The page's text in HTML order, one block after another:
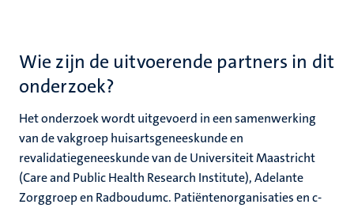
Wie zijn de uitvoerende partners in dit
onderzoek?
Het onderzoek wordt uitgevoerd in een samenwerking
van de vakgroep huisartsgeneeskunde en
revalidatiegeneeskunde van de Universiteit Maastricht
(Care and Public Health Research Institute), Adelante
Zorggroep en Radboudumc. Patiëntenorganisaties en c-